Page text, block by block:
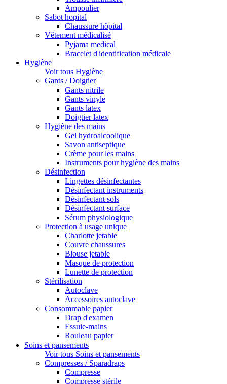
Ampoulier
Sabot hopital
Chaussure hôpital
Vêtement médicalisé
Pyjama medical
Bracelet d'identification médicale
Hygiène
Voir tous Hygiène
Gants / Doigtier
Gants nitrile
Gants vinyle
Gants latex
Doigtier latex
Hygiène des mains
Gel hydroalcoolique
Savon antiseptique
Crème pour les mains
Instruments pour hygiène des mains
Désinfection
Lingettes désinfectantes
Désinfectant instruments
Désinfectant sols
Désinfectant surface
Sérum physiologique
Protection à usage unique
Charlotte jetable
Couvre chaussures
Blouse jetable
Masque de protection
Lunette de protection
Stérilisation
Autoclave
Accessoires autoclave
Consommable papier
Drap d'examen
Essuie-mains
Rouleau papier
Soins et pansements
Voir tous Soins et pansements
Compresses / Sparadraps
Compresse
Compresse stérile